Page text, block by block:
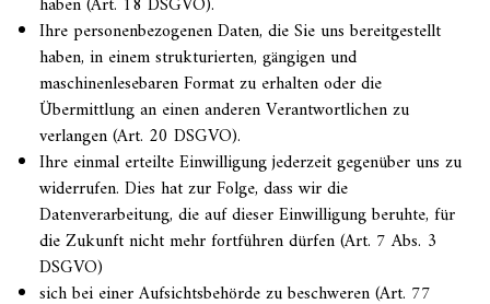
Ihre personenbezogenen Daten, die Sie uns bereitgestellt
haben, in einem strukturierten, gängigen und
maschinenlesebaren Format zu erhalten oder die
Übermittlung an einen anderen Verantwortlichen zu
verlangen (Art. 20 DSGVO).
Ihre einmal erteilte Einwilligung jederzeit gegenüber uns zu
widerrufen. Dies hat zur Folge, dass wir die
Datenverarbeitung, die auf dieser Einwilligung beruhte, für
die Zukunft nicht mehr fortführen dürfen (Art. 7 Abs. 3
DSGVO)
sich bei einer Aufsichtsbehörde zu beschweren (Art. 77